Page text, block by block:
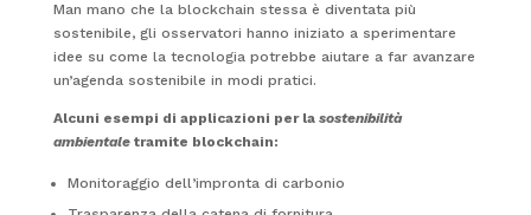
Man mano che la blockchain stessa è diventata più
sostenibile, gli osservatori hanno iniziato a sperimentare
idee su come la tecnologia potrebbe aiutare a far avanzare
un’agenda sostenibile in modi pratici.
Alcuni esempi di applicazioni per la sostenibilità
ambientaletramite blockchain:
Monitoraggio dell’impronta di carbonio